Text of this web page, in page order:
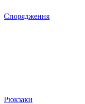
Спорядження
Рюкзаки